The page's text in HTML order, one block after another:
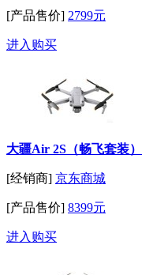
[产品售价] 2799元
进入购买
大疆Air 2S（畅飞套装）
[经销商] 京东商城
[产品售价] 8399元
进入购买